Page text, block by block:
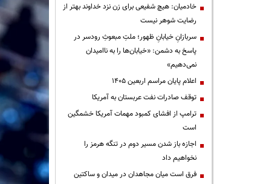
خادمیان: هیچ شفیعی برای زن نزد خداوند بهتر از
رضایت شوهر نیست
سربازانِ خیابانِ ظهور؛ ملتِ مبعوثِ رودسر در
پاسخ به دشمن: «خیابان‌ها را به ناامیدان
نمی‌دهیم»
اعلام پایان مراسم اربعین ۱۴۰۵
توقف صادرات نفت عربستان به آمریکا
ترامپ از افشای کمبود مهمات آمریکا خشمگین
است
اجازه باز شدن مسیر دوم در تنگه هرمز را
نخواهیم داد
فرق است میان مجاهدان در میدان و ساکتین